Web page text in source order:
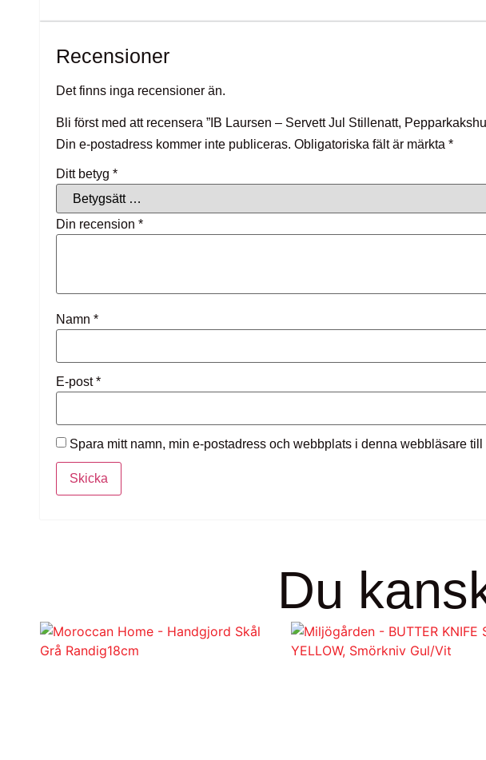
Recensioner
Det finns inga recensioner än.
Bli först med att recensera ”IB Laursen – Servett Jul Stillenatt,
Din e-postadress kommer inte publiceras. Obligatoriska fält är märkta *
Ditt betyg *
Din recension *
Namn *
E-post*
Spara mitt namn, min e-postadress och webbplats i denna webbläsare
Du